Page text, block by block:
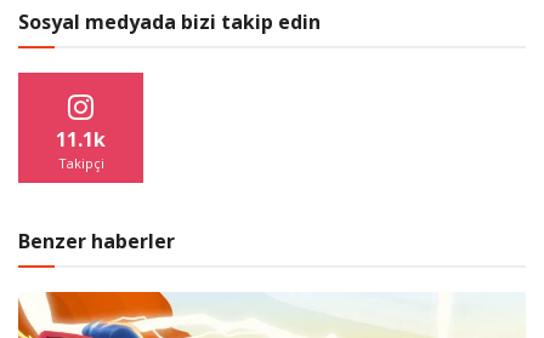
Sosyal medyada bizi takip edin
11.1k
Takipçi
Benzer haberler